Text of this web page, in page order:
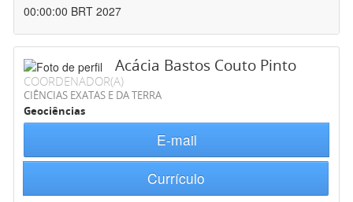
00:00:00 BRT 2027
Acácia Bastos Couto Pinto
COORDENADOR(A)
CIÊNCIAS EXATAS E DA TERRA
Geociências
E-mail
Currículo